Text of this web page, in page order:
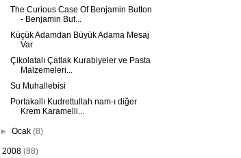
The Curious Case Of Benjamin Button
- Benjamin But...
Küçük Adamdan Büyük Adama Mesaj
Var
Çikolatalı Çatlak Kurabiyeler ve Pasta
Malzemeleri...
Su Muhallebisi
Portakallı Kudrettullah nam-ı diğer
Krem Karamelli...
►Ocak(8)
2008 (88)